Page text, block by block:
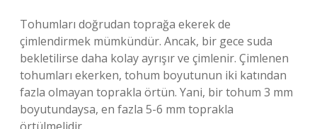
Tohumları doğrudan toprağa ekerek de
çimlendirmek mümkündür. Ancak, bir gece suda
bekletilirse daha kolay ayrışır ve çimlenir. Çimlenen
tohumları ekerken, tohum boyutunun iki katından
fazla olmayan toprakla örtün. Yani, bir tohum 3 mm
boyutundaysa, en fazla 5-6 mm toprakla